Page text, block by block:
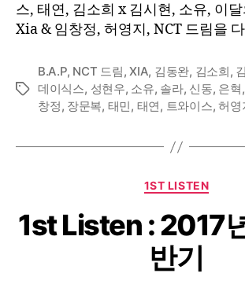
스, 태연, 김소희 x 김시현, 소유, 이
Xia & 임창정, 허영지, NCT 드림을
Tags
B.A.P, NCT 드림,XIA, 김동완, 김소희,
데이식스, 성현우, 소유, 솔라, 신동, 은혁,
창정, 장문복, 태민, 태연, 트와이스,허영
Categories
1ST LISTEN
1st Listen : 2017
반기